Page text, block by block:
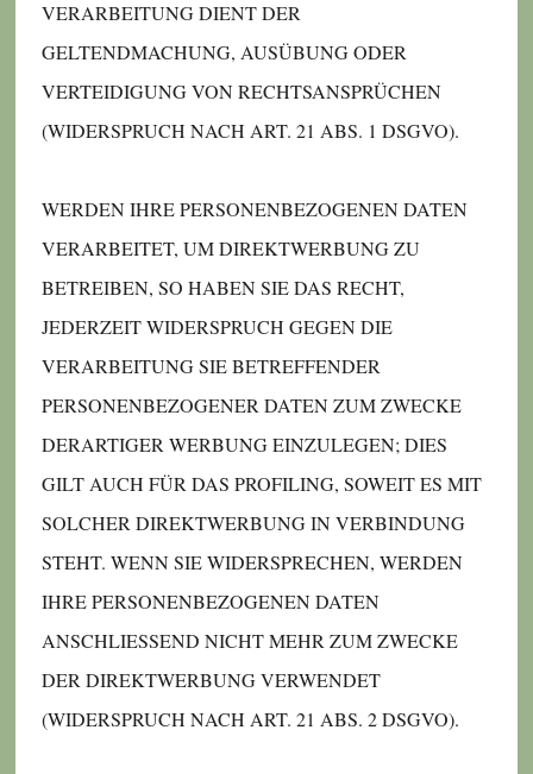
VERARBEITUNG DIENT DER
GELTENDMACHUNG, AUSÜBUNG ODER
VERTEIDIGUNG VON RECHTSANSPRÜCHEN
(WIDERSPRUCH NACH ART. 21 ABS. 1 DSGVO).
WERDEN IHRE PERSONENBEZOGENEN DATEN
VERARBEITET, UM DIREKTWERBUNG ZU
BETREIBEN, SO HABEN SIE DAS RECHT,
JEDERZEIT WIDERSPRUCH GEGEN DIE
VERARBEITUNG SIE BETREFFENDER
PERSONENBEZOGENER DATEN ZUM ZWECKE
DERARTIGER WERBUNG EINZULEGEN; DIES
GILT AUCH FÜR DAS PROFILING, SOWEIT ES MIT
SOLCHER DIREKTWERBUNG IN VERBINDUNG
STEHT. WENN SIE WIDERSPRECHEN, WERDEN
IHRE PERSONENBEZOGENEN DATEN
ANSCHLIESSEND NICHT MEHR ZUM ZWECKE
DER DIREKTWERBUNG VERWENDET
(WIDERSPRUCH NACH ART. 21 ABS. 2 DSGVO).